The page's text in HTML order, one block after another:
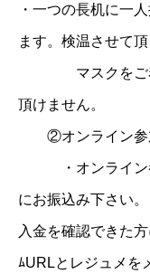
・一つの長机に一
ます。検温させて頂
マスクをご着用
頂けません。
②オンライン参
・オンライン参
にお振込み下さい。
入金を確認できた
ﾑURLとレジュメを